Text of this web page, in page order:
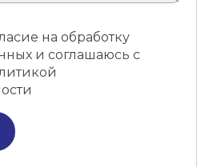
на обработку
и соглашаюсь с